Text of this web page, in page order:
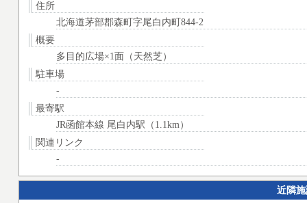
住所
北海道茅部郡森町字尾白内町844-2
概要
多目的広場×1面（天然芝）
駐車場
-
最寄駅
JR函館本線 尾白内駅（1.1km）
関連リンク
-
近隣